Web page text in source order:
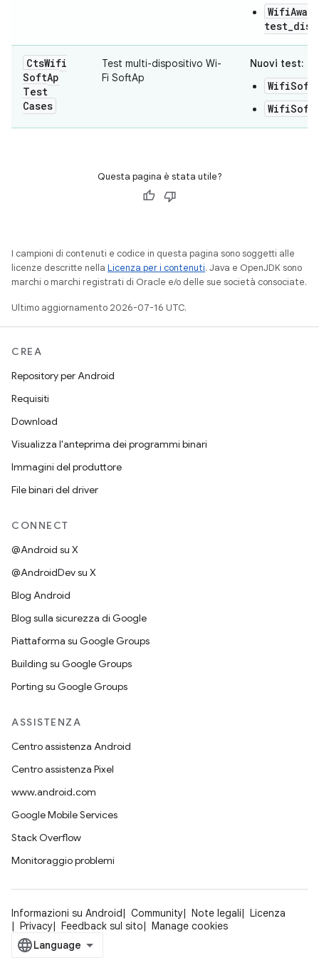
CtsWifi
SoftAp
Test
Cases
Test multi-dispositivo Wi-
Fi SoftAp
Nuovi test:
Questa pagina è stata utile?
I campioni di contenuti e codice in questa pagina sono soggetti alle
licenze descritte nella Licenza per i contenuti. Java e OpenJDK sono
marchi o marchi registrati di Oracle e/o delle sue società consociate.
Ultimo aggiornamento 2026-07-16 UTC.
CREA
Repository per Android
Requisiti
Download
Visualizza l'anteprima dei programmi binari
Immagini del produttore
File binari del driver
CONNECT
@Android su X
@AndroidDev su X
Blog Android
Blog sulla sicurezza di Google
Piattaforma su Google Groups
Building su Google Groups
Porting su Google Groups
ASSISTENZA
Centro assistenza Android
Centro assistenza Pixel
www.android.com
Google Mobile Services
Stack Overflow
Monitoraggio problemi
Informazioni su Android Community Note legali
Licenza
Privacy
Feedback sul sito Manage cookies